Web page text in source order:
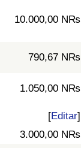
10.000,00 N₨
790,67 N₨
1.050,00 N₨
[Editar]
3.000,00 N₨